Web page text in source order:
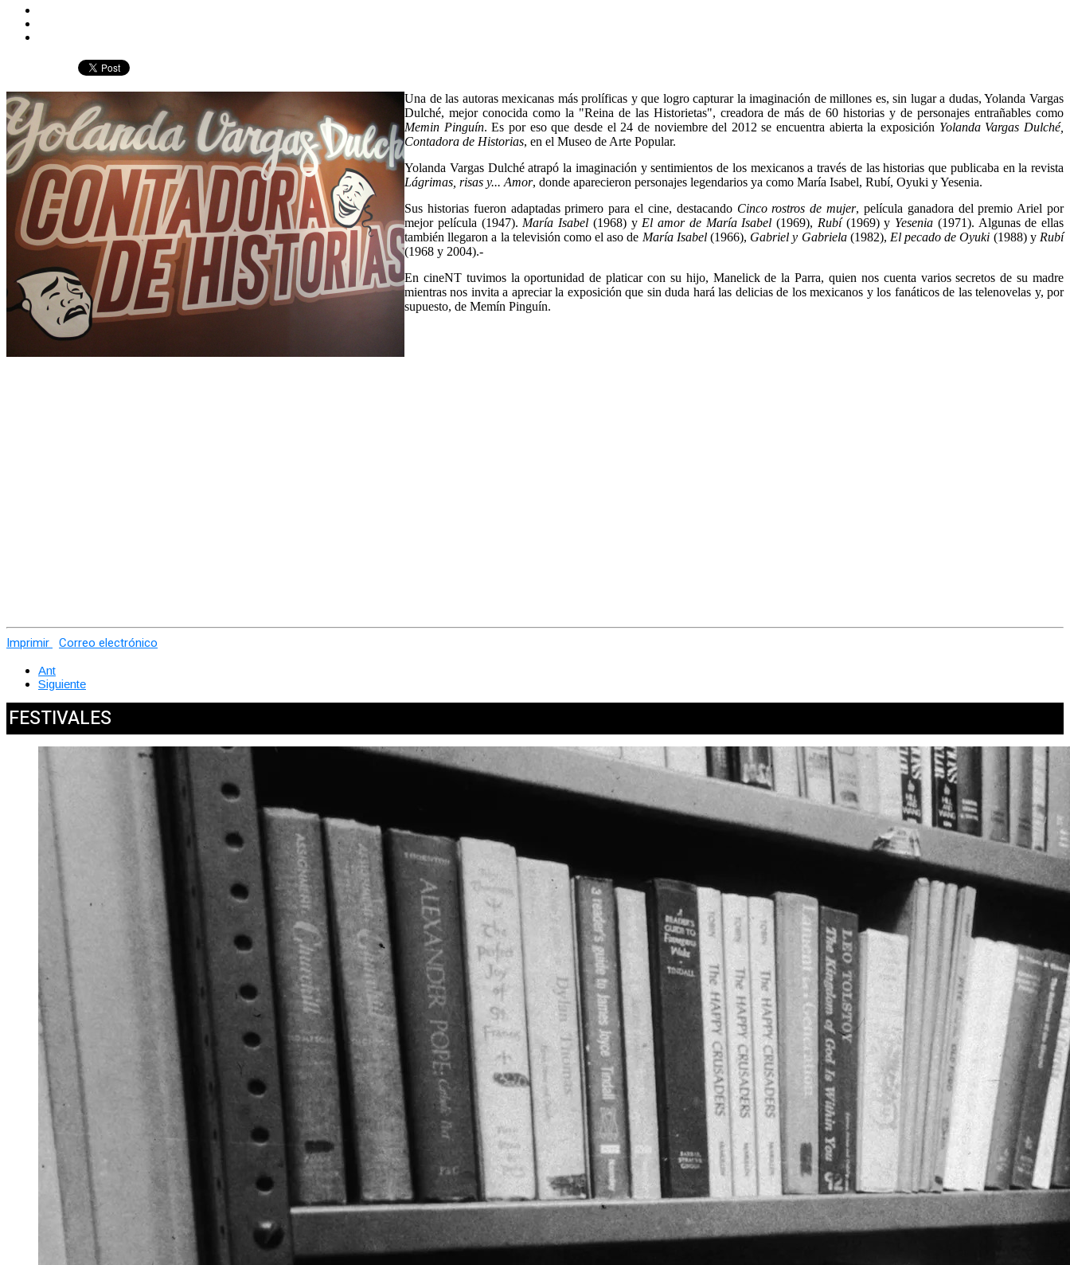
Una de las autoras mexicanas más prolíficas y que logro capturar la imaginación de millones es, sin lugar a dudas, Yolanda Vargas
Dulché, mejor conocida como la "Reina de las Historietas", creadora de más de 60 historias y de personajes entrañables como
Memin Pinguín. Es por eso que desde el 24 de noviembre del 2012 se encuentra abierta la exposición Yolanda Vargas Dulché,
Contadora de Historias, en el Museo de Arte Popular.
Yolanda Vargas Dulché atrapó la imaginación y sentimientos de los mexicanos a través de las historias que publicaba en la revista
Lágrimas, risas y... Amor, donde aparecieron personajes legendarios ya como María Isabel, Rubí, Oyuki y Yesenia.
Sus historias fueron adaptadas primero para el cine, destacando Cinco rostros de mujer, película ganadora del premio Ariel por
mejor película (1947). María Isabel (1968) y El amor de María Isabel (1969), Rubí(1969) y Yesenia (1971). Algunas de ellas
también llegaron a la televisión como el aso de María Isabel(1966), Gabriel y Gabriela (1982), El pecado de Oyuki (1988) y Rubí
(1968 y 2004).-
En cineNT tuvimos la oportunidad de platicar con su hijo, Manelick de la Parra, quien nos cuenta varios secretos de su madre
mientras nos invita a apreciar la exposición que sin duda hará las delicias de los mexicanos y los fanáticos de las telenovelas y, por
supuesto, de Memín Pinguín.
Imprimir Correo electrónico
Ant
Siguiente
FESTIVALES